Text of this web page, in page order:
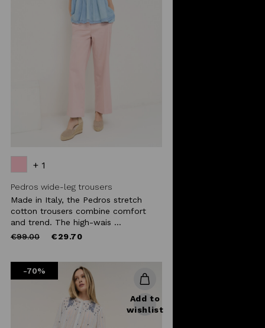
+ 1
Pedros wide-leg trousers
Made in Italy, the Pedros stretch
cotton trousers combine comfort
and trend. The high-wais ...
Price
€99.00to €29.70
-70%
Add to
wishlist